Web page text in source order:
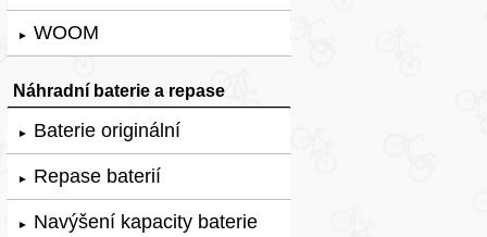
► WOOM
Náhradní baterie a repase
► Baterie originální
► Repase baterií
► Navýšení kapacity baterie